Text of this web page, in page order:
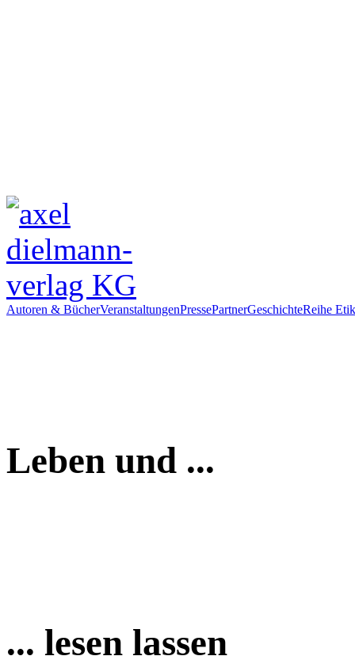
Autoren & BücherVeranstaltungenPressePartnerGeschichteReihe
Leben und ...
... lesen lassen